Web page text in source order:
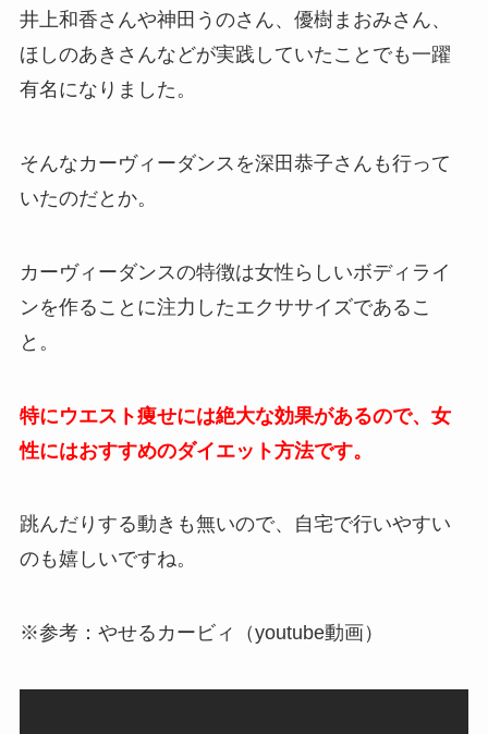
井上和香さんや神田うのさん、優樹まおみさん、
ほしのあきさんなどが実践していたことでも一躍
有名になりました。
そんなカーヴィーダンスを深田恭子さんも行って
いたのだとか。
カーヴィーダンスの特徴は女性らしいボディライ
ンを作ることに注力したエクササイズであるこ
と。
特にウエスト痩せには絶大な効果があるので、女
性にはおすすめのダイエット方法です。
跳んだりする動きも無いので、自宅で行いやすい
のも嬉しいですね。
※参考：やせるカービィ（youtube動画）